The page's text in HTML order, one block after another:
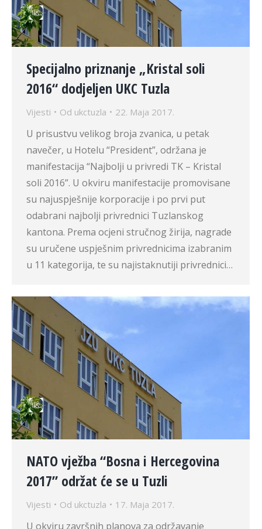
Specijalno priznanje „Kristal soli
2016“ dodjeljen UKC Tuzla
Vijesti Od ukctuzla 22. Maja 2017.
U prisustvu velikog broja zvanica, u petak
navečer, u Hotelu “President”, održana je
manifestacija “Najbolji u privredi TK – Kristal
soli 2016”. U okviru manifestacije promovisane
su najuspješnije korporacije i po prvi put
odabrani najbolji privrednici Tuzlanskog
kantona. Prema ocjeni stručnog žirija, nagrade
su uručene uspješnim privrednicima izabranim
u 11 kategorija, te su najistaknutiji privrednici…
NATO vježba “Bosna i Hercegovina
2017” održat će se u Tuzli
Vijesti Od ukctuzla 17. Maja 2017.
U okviru završnih planova za održavanje